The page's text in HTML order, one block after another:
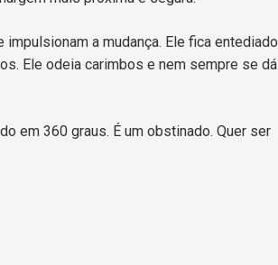
a mudança. Ele fica entediado
Ele odeia carimbos e nem sempre se dá
em 360 graus. É um obstinado. Quer ser